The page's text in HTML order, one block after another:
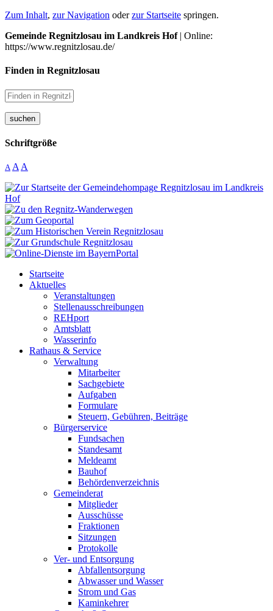
Zum Inhalt, zur Navigation oderzur Startseite springen.
Gemeinde Regnitzlosau im Landkreis Hof| Online:
https://www.regnitzlosau.de/
Finden in Regnitzlosau
suchen
Schriftgröße
A A A
Startseite
Aktuelles
Veranstaltungen
Stellenausschreibungen
REHport
Amtsblatt
Wasserinfo
Rathaus & Service
Verwaltung
Mitarbeiter
Sachgebiete
Aufgaben
Formulare
Steuern, Gebühren, Beiträge
Bürgerservice
Fundsachen
Standesamt
Meldeamt
Bauhof
Behördenverzeichnis
Gemeinderat
Mitglieder
Ausschüsse
Fraktionen
Sitzungen
Protokolle
Ver- und Entsorgung
Abfallentsorgung
Abwasser und Wasser
Strom und Gas
Kaminkehrer